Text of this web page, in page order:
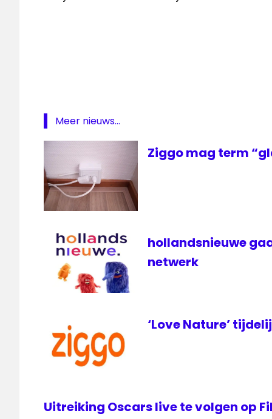
Ukraina
Meer nieuws...
Ziggo mag term
hollandsnieuwe
netwerk
‘Love Nature’
Uitreiking Oscars live te volgen op